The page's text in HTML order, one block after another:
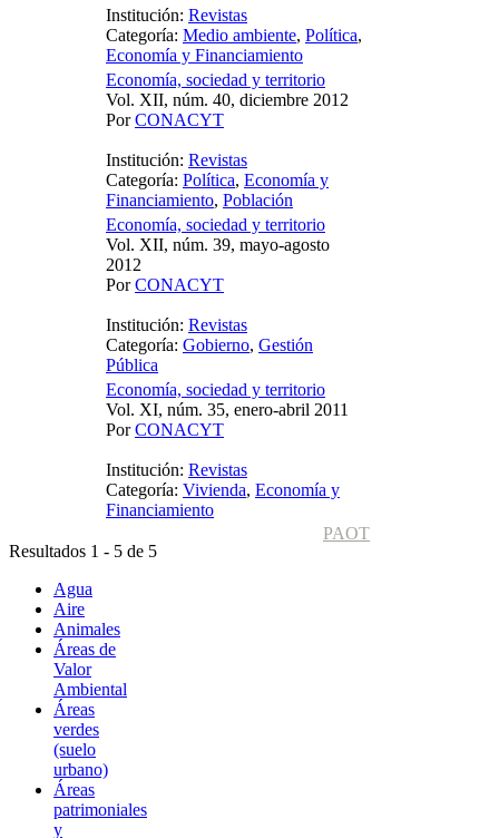
Institución: Revistas
Categoría: Medio ambiente, Política,
Economía y Financiamiento
Economía, sociedad y territorio
Vol. XII, núm. 40, diciembre 2012
PorCONACYT
Institución: Revistas
Categoría: Política, Economía y
Financiamiento, Población
Economía, sociedad y territorio
Vol. XII, núm. 39, mayo-agosto
2012
PorCONACYT
Institución: Revistas
Categoría: Gobierno, Gestión
Pública
Economía, sociedad y territorio
Vol. XI, núm. 35, enero-abril 2011
PorCONACYT
Institución: Revistas
Categoría: Vivienda, Economía y
Financiamiento
PAOT
Resultados 1 - 5 de 5
Agua
Aire
Animales
Áreas de
Valor
Ambiental
Áreas
verdes
(suelo
urbano)
Áreas
patrimoniales
y